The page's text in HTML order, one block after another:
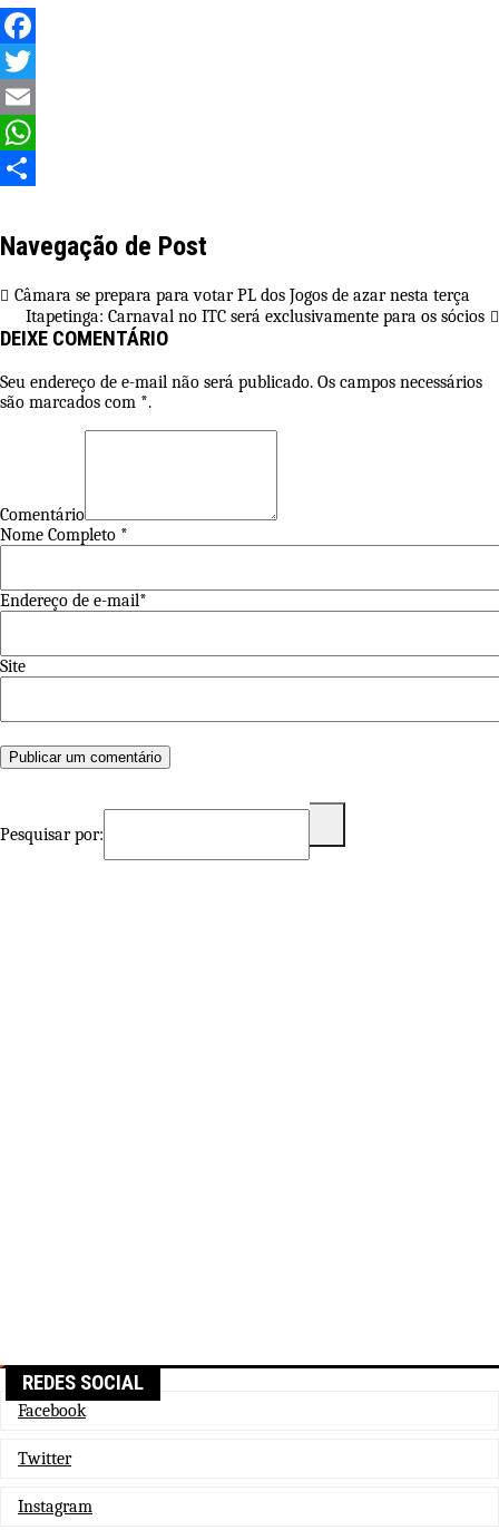
Facebook
Twitter
Email
WhatsApp
Navegação de Post
Câmara se prepara para votar PL dos Jogos de azar nesta terça
Itapetinga: Carnaval no ITC será exclusivamente para os sócios
DEIXE COMENTÁRIO
Seu endereço de e-mail não será publicado. Os campos necessários
são marcados com *.
Comentário
Nome Completo *
Endereço de e-mail*
Site
Pesquisar por:
REDES SOCIAL
Facebook
Twitter
Instagram